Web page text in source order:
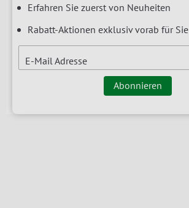
Erfahren Sie zuerst von Neuheiten
Rabatt-Aktionen exklusiv vorab für Sie
E-Mail Adresse
Abonnieren